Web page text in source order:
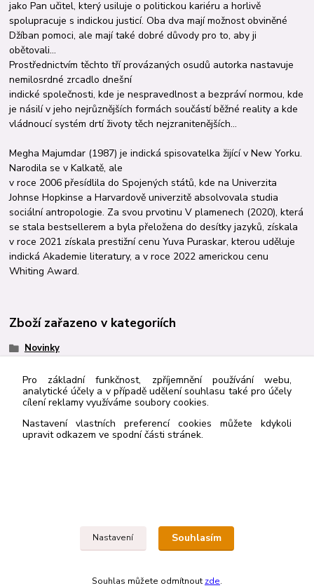
jako Pan učitel, který usiluje o politickou kariéru a horlivě
spolupracuje s indickou justicí. Oba dva mají možnost obviněné
Džíban pomoci, ale mají také dobré důvody pro to, aby ji
obětovali…
Prostřednictvím těchto tří provázaných osudů autorka nastavuje
nemilosrdné zrcadlo dnešní
indické společnosti, kde je nespravedlnost a bez­práví normou, kde
je násilí v jeho nejrůznějších formách součástí běžné reality a kde
vládnoucí systém drtí životy těch nejzranitenějších…
Megha Majumdar (1987) je indická spisovatelka žijící v New Yorku.
Narodila se v Kalkatě, ale
v roce 2006 přesídlila do Spojených států, kde na Univerzita
Johnse Hopkinse a Harvardově univerzitě absolvovala studia
sociální antropologie. Za svou prvotinu V plamenech (2020), která
se stala bestsellerem a byla přeložena do desítky jazyků, získala
v roce 2021 získala prestižní cenu Yuva Puraskar, kterou uděluje
indic­ká Akademie literatury, a v roce 2022 americkou cenu
Whiting Award.
Zboží zařazeno v kategoriích
Novinky
http://navrcholu.cz/Statistika/98205/
rybkapub@gmail.com
Pro základní funkčnost, zpříjemnění používání webu,
analytické účely a v případě udělení souhlasu také pro účely
cílení reklamy využíváme soubory cookies.
Nastavení vlastních preferencí cookies můžete kdykoli
upravit odkazem ve spodní části stránek.
Nastavení Souhlasím
Souhlas můžete odmítnout zde.